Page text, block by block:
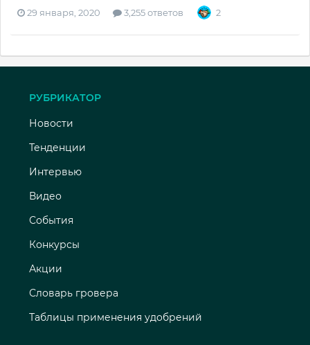
29 января, 2020 3,255 ответов 2
РУБРИКАТОР
Новости
Тенденции
Интервью
Видео
События
Конкурсы
Акции
Словарь гровера
Таблицы применения удобрений